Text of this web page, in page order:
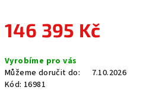
146 395 Kč
cena:
Vyrobíme pro vás
Můžeme doručit do:
7.10.2026
Kód: 16981